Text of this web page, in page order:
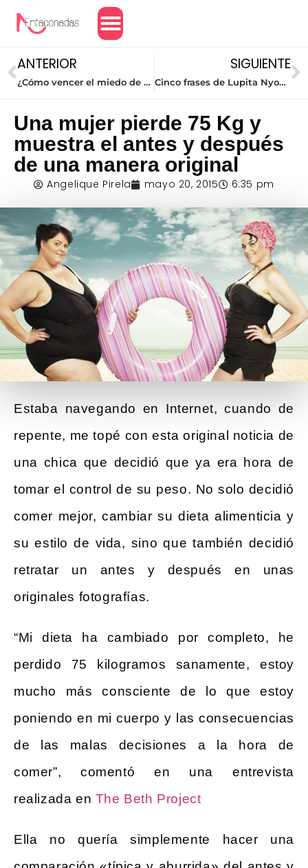
ANTERIOR
¿Cómo vencer el miedo de volver a enamorarme?
SIGUIENTE
Cinco frases de Lupita Nyong’o que te harán reflexionar
Una mujer pierde 75 Kg y
muestra el antes y después
de una manera original
Angelique Pirela mayo 20, 2015 6:35 pm
Estaba navegando en Internet, cuando de
repente, me topé con esta original noticia de
una chica que decidió que ya era hora de
tomar el control de su peso. No solo decidió
comer mejor, cambiar su dieta alimenticia y
su estilo de vida, sino que también decidió
retratar un antes y después en unas
originales fotografías.
“Mi dieta ha cambiado por completo, he
perdido 75 kilogramos sanamente, estoy
mucho más consciente de lo que estoy
poniendo en mi cuerpo y las consecuencias
de las malas decisiones a la hora de
comer”, comentó en una entrevista
realizada en The Beth Project
Ella no quería simplemente hacer una